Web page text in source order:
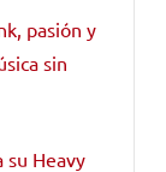
pasión y
sin
su Heavy